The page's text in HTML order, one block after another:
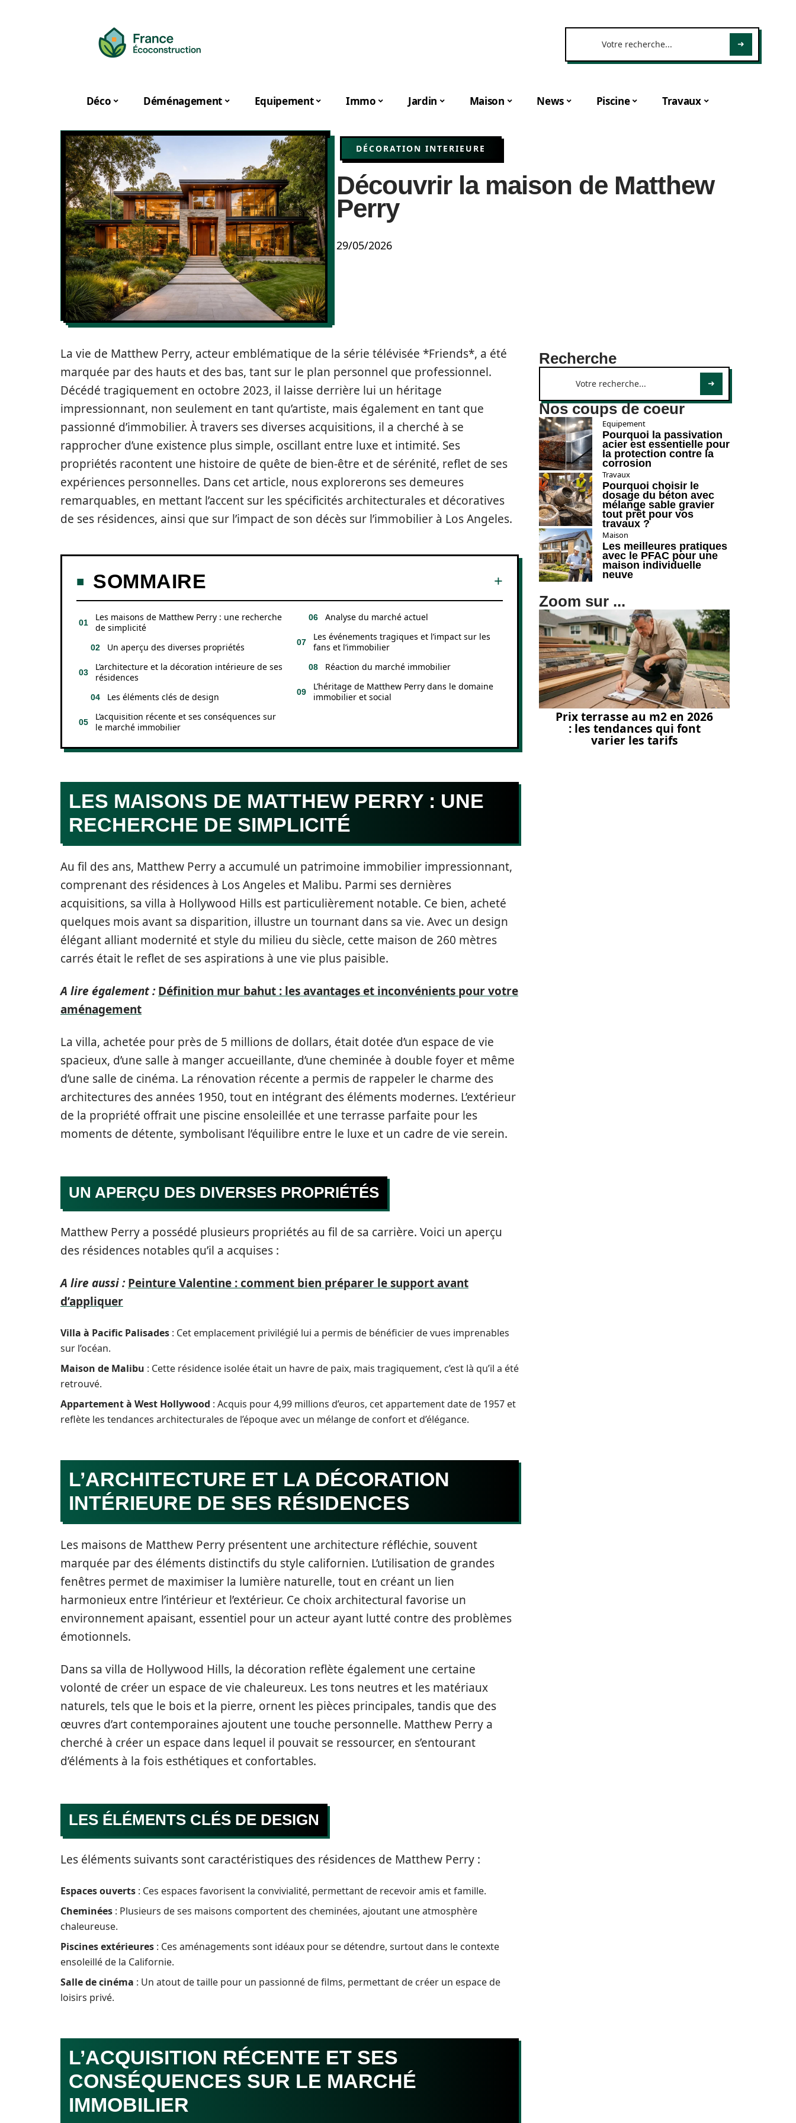
Déco Déménagement Equipement Immo Jardin Maison News Piscine Travaux
DÉCORATION INTERIEURE
Découvrir la maison de Matthew
Perry
29/05/2026
La vie de Matthew Perry, acteur emblématique de la série télévisée *Friends*, a été
marquée par des hauts et des bas, tant sur le plan personnel que professionnel.
Décédé tragiquement en octobre 2023, il laisse derrière lui un héritage
impressionnant, non seulement en tant qu’artiste, mais également en tant que
passionné d’immobilier. À travers ses diverses acquisitions, il a cherché à se
rapprocher d’une existence plus simple, oscillant entre luxe et intimité. Ses
propriétés racontent une histoire de quête de bien-être et de sérénité, reflet de ses
expériences personnelles. Dans cet article, nous explorerons ses demeures
remarquables, en mettant l’accent sur les spécificités architecturales et décoratives
de ses résidences, ainsi que sur l’impact de son décès sur l’immobilier à Los Angeles.
SOMMAIRE
Les maisons de Matthew Perry : une recherche
de simplicité
Un aperçu des diverses propriétés
L’architecture et la décoration intérieure de ses
résidences
Les éléments clés de design
L’acquisition récente et ses conséquences sur
le marché immobilier
Analyse du marché actuel
Les événements tragiques et l’impact sur les
fans et l’immobilier
Réaction du marché immobilier
L’héritage de Matthew Perry dans le domaine
immobilier et social
LES MAISONS DE MATTHEW PERRY : UNE
RECHERCHE DE SIMPLICITÉ
Au fil des ans, Matthew Perry a accumulé un patrimoine immobilier impressionnant,
comprenant des résidences à Los Angeles et Malibu. Parmi ses dernières
acquisitions, sa villa à Hollywood Hills est particulièrement notable. Ce bien, acheté
quelques mois avant sa disparition, illustre un tournant dans sa vie. Avec un design
élégant alliant modernité et style du milieu du siècle, cette maison de 260 mètres
carrés était le reflet de ses aspirations à une vie plus paisible.
A lire également : Définition mur bahut : les avantages et inconvénients pour votre
aménagement
La villa, achetée pour près de 5 millions de dollars, était dotée d’un espace de vie
spacieux, d’une salle à manger accueillante, d’une cheminée à double foyer et même
d’une salle de cinéma. La rénovation récente a permis de rappeler le charme des
architectures des années 1950, tout en intégrant des éléments modernes. L’extérieur
de la propriété offrait une piscine ensoleillée et une terrasse parfaite pour les
moments de détente, symbolisant l’équilibre entre le luxe et un cadre de vie serein.
UN APERÇU DES DIVERSES PROPRIÉTÉS
Matthew Perry a possédé plusieurs propriétés au fil de sa carrière. Voici un aperçu
des résidences notables qu’il a acquises :
A lire aussi : Peinture Valentine : comment bien préparer le support avant
d’appliquer
Villa à Pacific Palisades : Cet emplacement privilégié lui a permis de bénéficier de vues imprenables
sur l’océan.
Maison de Malibu : Cette résidence isolée était un havre de paix, mais tragiquement, c’est là qu’il a été
retrouvé.
Appartement à West Hollywood : Acquis pour 4,99 millions d’euros, cet appartement date de 1957 et
reflète les tendances architecturales de l’époque avec un mélange de confort et d’élégance.
L’ARCHITECTURE ET LA DÉCORATION
INTÉRIEURE DE SES RÉSIDENCES
Les maisons de Matthew Perry présentent une architecture réfléchie, souvent
marquée par des éléments distinctifs du style californien. L’utilisation de grandes
fenêtres permet de maximiser la lumière naturelle, tout en créant un lien
harmonieux entre l’intérieur et l’extérieur. Ce choix architectural favorise un
environnement apaisant, essentiel pour un acteur ayant lutté contre des problèmes
émotionnels.
Dans sa villa de Hollywood Hills, la décoration reflète également une certaine
volonté de créer un espace de vie chaleureux. Les tons neutres et les matériaux
naturels, tels que le bois et la pierre, ornent les pièces principales, tandis que des
œuvres d’art contemporaines ajoutent une touche personnelle. Matthew Perry a
cherché à créer un espace dans lequel il pouvait se ressourcer, en s’entourant
d’éléments à la fois esthétiques et confortables.
LES ÉLÉMENTS CLÉS DE DESIGN
Les éléments suivants sont caractéristiques des résidences de Matthew Perry :
Espaces ouverts : Ces espaces favorisent la convivialité, permettant de recevoir amis et famille.
Cheminées : Plusieurs de ses maisons comportent des cheminées, ajoutant une atmosphère
chaleureuse.
Piscines extérieures : Ces aménagements sont idéaux pour se détendre, surtout dans le contexte
ensoleillé de la Californie.
Salle de cinéma : Un atout de taille pour un passionné de films, permettant de créer un espace de
loisirs privé.
L’ACQUISITION RÉCENTE ET SES
CONSÉQUENCES SUR LE MARCHÉ
IMMOBILIER
Recherche
Nos coups de coeur
Equipement
Pourquoi la passivation
acier est essentielle pour
la protection contre la
corrosion
Travaux
Pourquoi choisir le
dosage du béton avec
mélange sable gravier
tout prêt pour vos
travaux ?
Maison
Les meilleures pratiques
avec le PFAC pour une
maison individuelle
neuve
Zoom sur ...
Prix terrasse au m2 en 2026
: les tendances qui font
varier les tarifs